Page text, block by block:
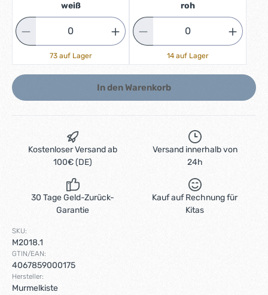
weiß
73 auf Lager
roh
14 auf Lager
In den Warenkorb
Kostenloser Versand ab
100€ (DE)
Versand innerhalb von
24h
30 Tage Geld-Zurück-
Garantie
Kauf auf Rechnung für
Kitas
SKU:
M2018.1
GTIN/EAN:
4067859000175
Hersteller:
Murmelkiste